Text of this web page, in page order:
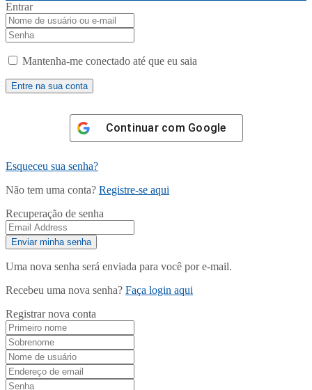
Entrar
Mantenha-me conectado até que eu saia
Continuar com Google
Esqueceu sua senha?
Não tem uma conta? Registre-se aqui
Recuperação de senha
Uma nova senha será enviada para você por e-mail.
Recebeu uma nova senha? Faça login aqui
Registrar nova conta